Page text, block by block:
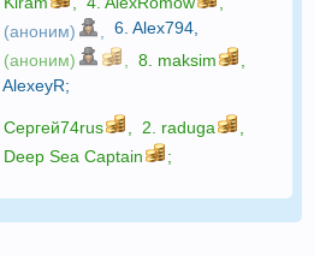
(аноним)
6. Alex794
(аноним)
8. maksim
AlexeyR;
Сергей74rus 2. raduga
Deep Sea Captain ;